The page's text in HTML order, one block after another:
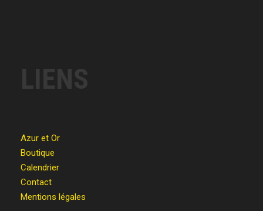
LIENS
Azur et Or
Boutique
Calendrier
Contact
Mentions légales